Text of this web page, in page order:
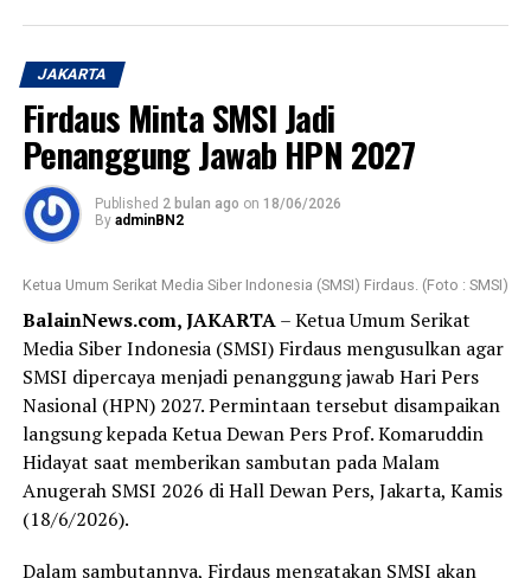
independen yang dilakukan oleh Marketing Research
Indonesia (MRI) terhadap kualitas pelayanan perbankan
melalui berbagai kanal layanan, baik layanan tatap muka
(walk-in channel) maupun layanan digital (digital
channel). Penilaian dilakukan secara komprehensif
terhadap pengalaman nasabah pada berbagai titik
interaksi layanan, mulai dari kantor cabang, ATM, call
center, website, email, live chat, SMS Banking, hingga
digital lainnya.
Pada ajang tersebut, Bank Kalsel berhasil meraih
penghargaan sebagai berikut:
• The Best Region Bank in Service Excellence for 5
Consecutive Years (2021–2025) – Golden Award
• The 2nd Best Region Bank in Service Excellence 2026 –
Overall Walk In Channel and Digital Channel
• The Best Region Bank in Excellence Website
• The 2nd Best Region Bank in Excellence Satpam
JAKARTA
Firdaus Minta SMSI Jadi
Penanggung Jawab HPN 2027
Published 2 bulan ago on 18/06/2026
By adminBN2
Ketua Umum Serikat Media Siber Indonesia (SMSI) Firdaus. (Foto : SMSI)
BalainNews.com, JAKARTA– Ketua Umum Serikat
Media Siber Indonesia (SMSI) Firdaus mengusulkan agar
SMSI dipercaya menjadi penanggung jawab Hari Pers
Nasional (HPN) 2027. Permintaan tersebut disampaikan
langsung kepada Ketua Dewan Pers Prof. Komaruddin
Hidayat saat memberikan sambutan pada Malam
Anugerah SMSI 2026 di Hall Dewan Pers, Jakarta, Kamis
(18/6/2026).
Dalam sambutannya, Firdaus mengatakan SMSI akan